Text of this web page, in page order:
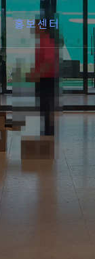
홍보센터